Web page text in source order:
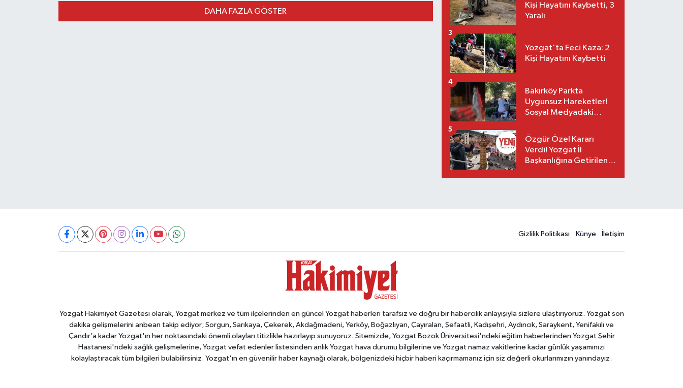
DAHA FAZLA GÖSTER
Kişi Hayatını Kaybetti, 3
Yaralı
Yozgat'ta Feci Kaza: 2
Kişi Hayatını Kaybetti
3
Bakırköy Parkta
Uygunsuz Hareketler!
Sosyal Medyadaki
Gözaltı
4
Özgür Özel Kararı
Verdi! Yozgat İl
Başkanlığına Getirilen
5
Gizlilik Politikası Künye İletişim
Yozgat Hakimiyet Gazetesi olarak, Yozgat merkez ve tüm ilçelerinden en güncel Yozgat haberleri tarafsız ve doğru bir habercilik anlayışıyla sizlere ulaştırıyoruz. Yozgat son
dakika gelişmelerini anbean takip ediyor; Sorgun, Sarıkaya, Çekerek, Akdağmadeni, Yerköy, Boğazlıyan, Çayıralan, Şefaatli, Kadışehri, Aydıncık, Saraykent, Yenifakılı ve
Çandır’a kadar Yozgat'ın her noktasındaki önemli olayları titizlikle hazırlayıp sunuyoruz. Sitemizde, Yozgat Bozok Üniversitesi'ndeki eğitim haberlerinden Yozgat Şehir
Hastanesi'ndeki sağlık gelişmelerine, Yozgat vefat edenler listesinden anlık Yozgat hava durumu bilgilerine ve Yozgat namaz vakitlerine kadar günlük yaşamınızı
kolaylaştıracak tüm bilgileri bulabilirsiniz. Yozgat'ın en güvenilir haber kaynağı olarak, bölgenizdeki hiçbir haberi kaçırmamanız için siz değerli okurlarımızın yanındayız.